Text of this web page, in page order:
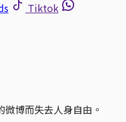
Tiktok
博而失去人身自由。